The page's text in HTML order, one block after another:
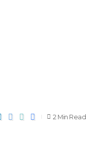
2 Min Read